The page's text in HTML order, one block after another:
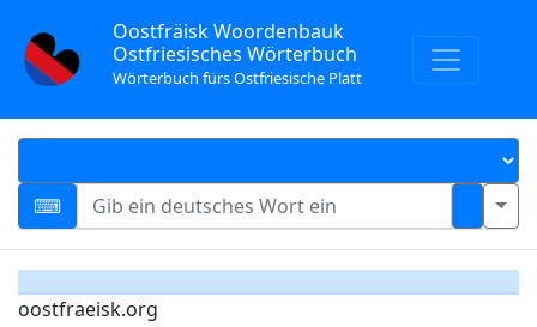
Oostfräisk Woordenbauk
Ostfriesisches Wörterbuch
Wörterbuch fürs Ostfriesische Platt
oostfraeisk.org